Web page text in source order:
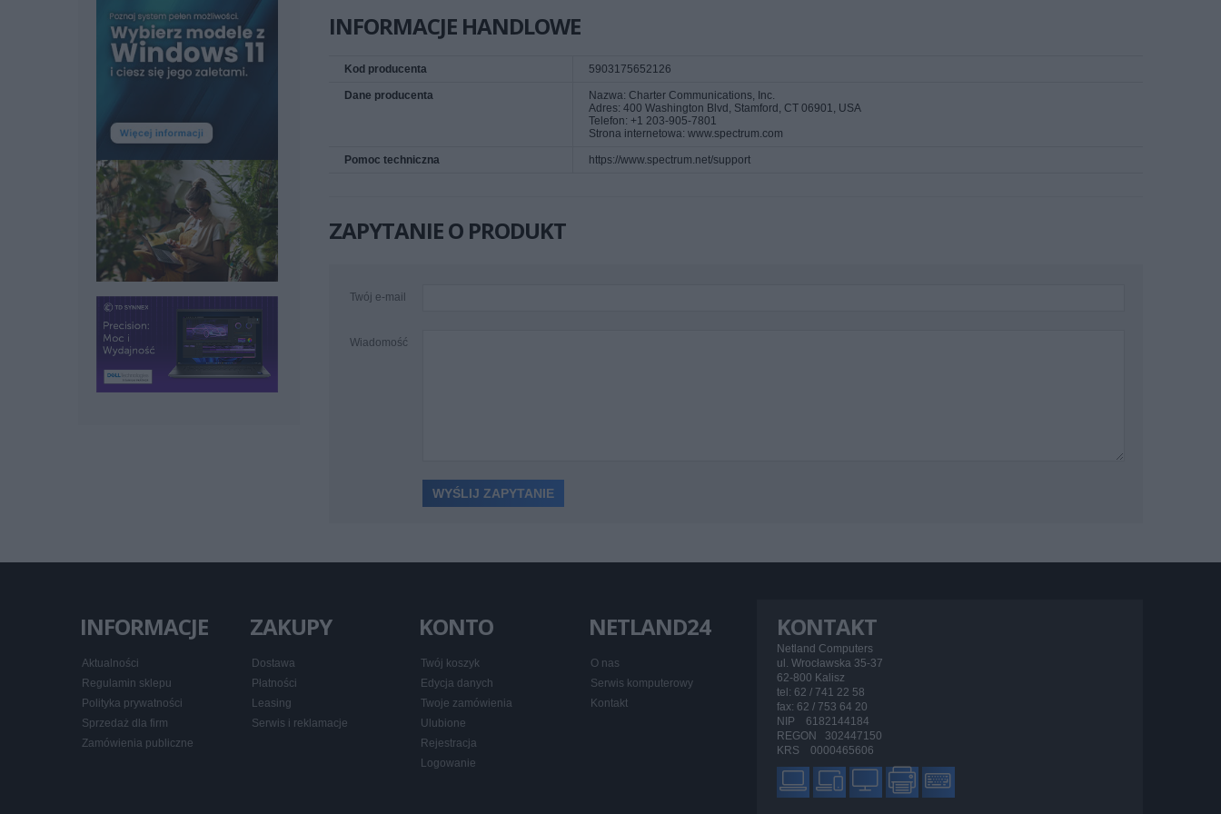
INFORMACJE HANDLOWE
Kod producenta 5903175652126
Dane producenta
Nazwa: Charter Communications, Inc.
Adres: 400 Washington Blvd, Stamford, CT 06901, USA
Telefon: +1 203-905-7801
Strona internetowa: www.spectrum.com
Pomoc techniczna https://www.spectrum.net/support
ZAPYTANIE O PRODUKT
Twój e-mail
Wiadomość
KONTAKT
Netland Computers
ul. Wrocławska 35-37
62-800 Kalisz
tel: 62 / 741 22 58
fax: 62 / 753 64 20
NIP 6182144184
REGON 302447150
KRS 0000465606
INFORMACJE
Aktualności
Regulamin sklepu
Polityka prywatności
Sprzedaż dla firm
Zamówienia publiczne
ZAKUPY
Dostawa
Płatności
Leasing
Serwis i reklamacje
KONTO
Twój koszyk
Edycja danych
Twoje zamówienia
Ulubione
Rejestracja
Logowanie
NETLAND24
O nas
Serwis komputerowy
Kontakt